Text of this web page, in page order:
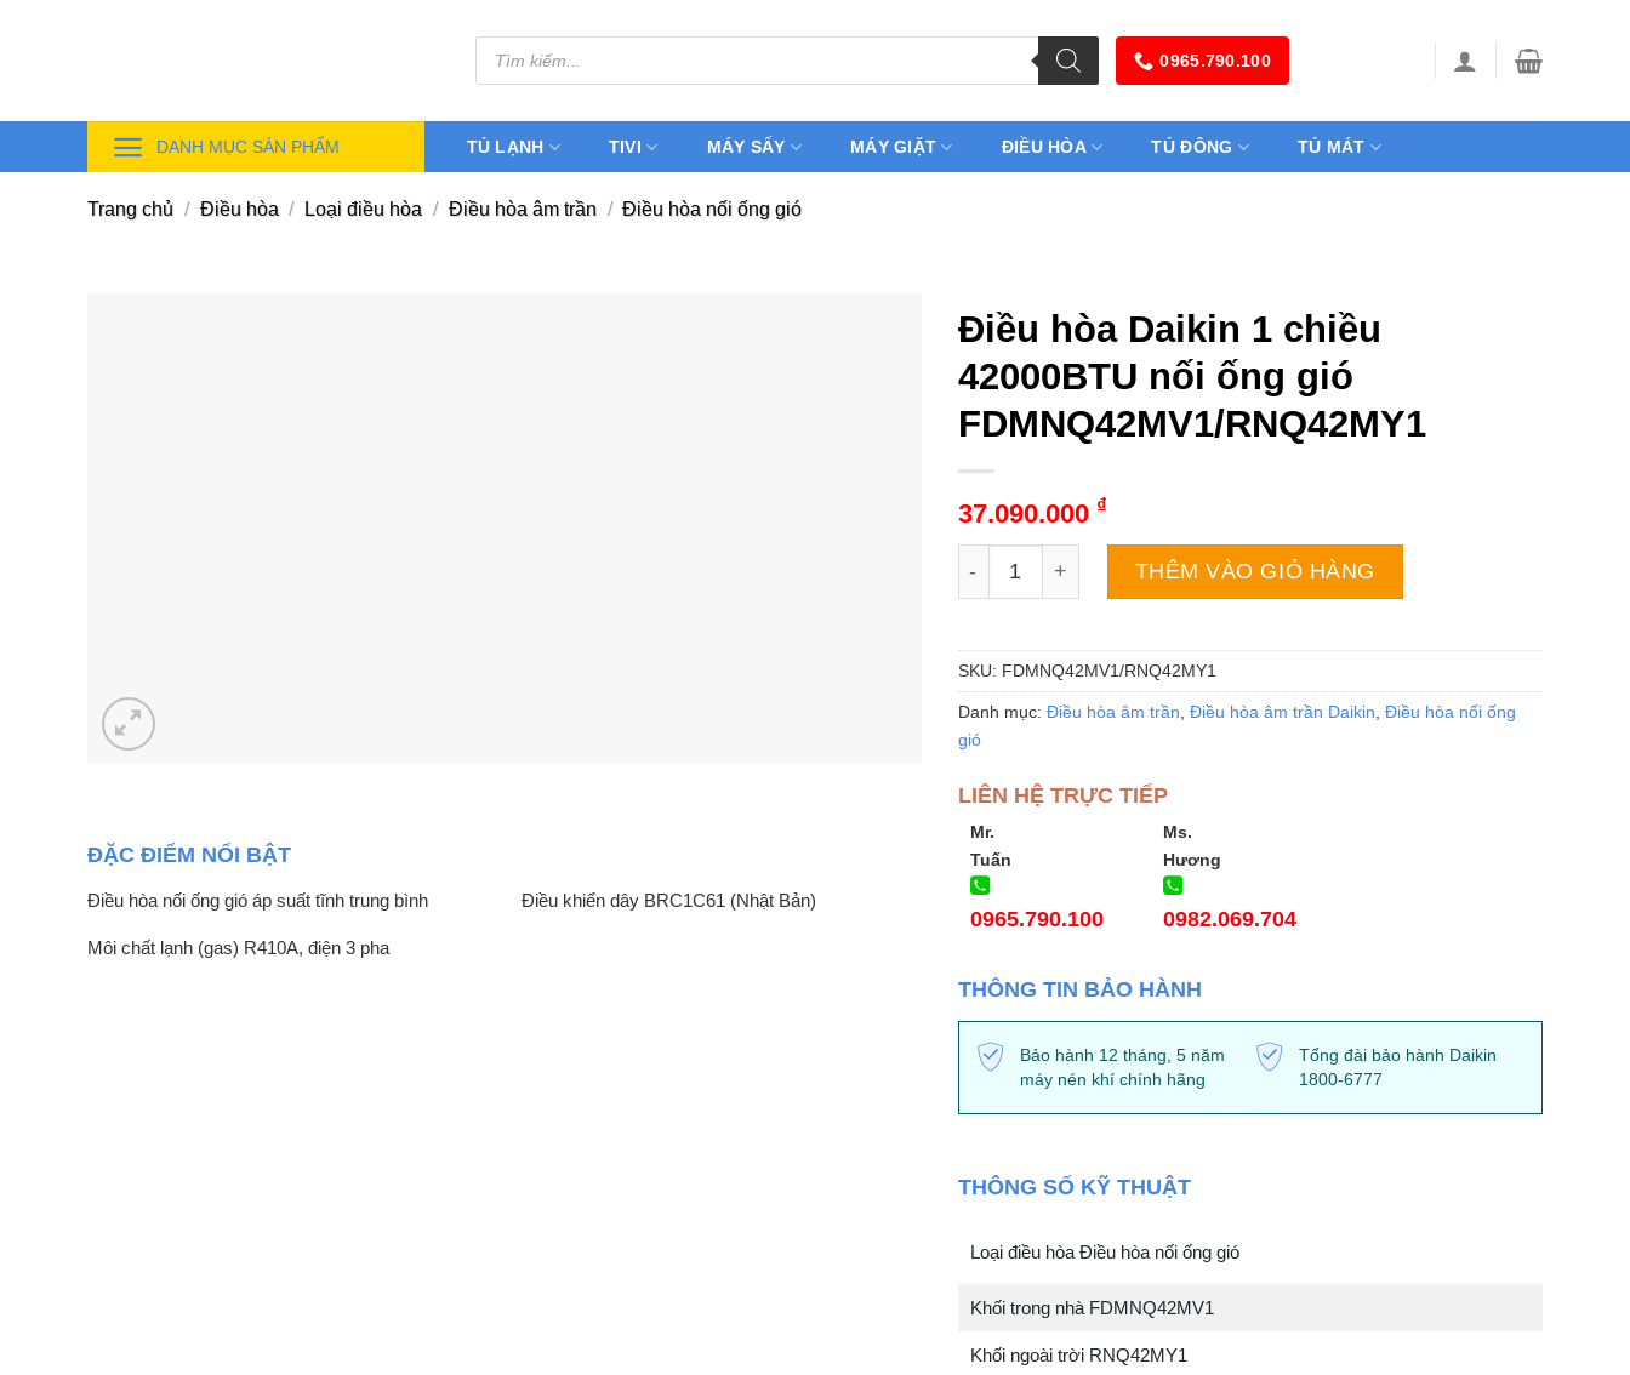
Tìm
kiếm
sản
0965.790.100
DANH MỤC SẢN PHẨM TỦ LẠNH TIVI MÁY SẤY MÁY GIẶT ĐIỀU HÒA TỦ ĐÔNG TỦ MÁT
Trang chủ / Điều hòa / Loại điều hòa / Điều hòa âm trần / Điều hòa nối ống gió
ĐẶC ĐIỂM NỔI BẬT
Điều hòa nối ống gió áp suất tĩnh trung bình Điều khiển dây BRC1C61 (Nhật Bản)
Môi chất lạnh (gas) R410A, điện 3 pha
Điều hòa Daikin 1 chiều
42000BTU nối ống gió
FDMNQ42MV1/RNQ42MY1
37.090.000 ₫
Điều hòa Daikin 1 chiều 42000BTU nối ống gió FDMNQ42MV1/
THÊM VÀO GIỎ HÀNG
SKU: FDMNQ42MV1/RNQ42MY1
Danh mục: Điều hòa âm trần Điều hòa âm trần Daikin Điều hòa nối ống
gió
LIÊN HỆ TRỰC TIẾP
Mr.
Tuấn
0965.790.100
Ms.
Hương
0982.069.704
THÔNG TIN BẢO HÀNH
Bảo hành 12 tháng, 5 năm
máy nén khí chính hãng
Tổng đài bảo hành Daikin
1800-6777
THÔNG SỐ KỸ THUẬT
Loại điều hòa Điều hòa nối ống gió
Khối trong nhà FDMNQ42MV1
Khối ngoài trời RNQ42MY1